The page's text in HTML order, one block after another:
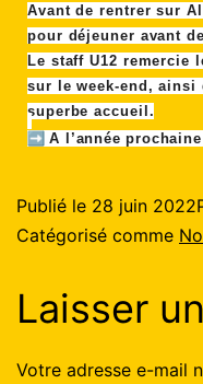
Avant de rentrer sur
pour déjeuner avant
Le staff U12 remercie
sur le week-end, ainsi
superbe accueil.
A l’année prochaine
Publié le 28 juin 2022
Catégorisé comme
Laisser
Votre adresse e-mail